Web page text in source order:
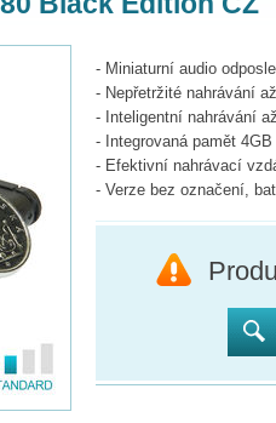
- Miniaturní audio
- Nepřetržité nahrávání
- Inteligentní nahrávání
- Integrovaná pamět 4GB
- Efektivní nahrávací
- Verze bez označení,